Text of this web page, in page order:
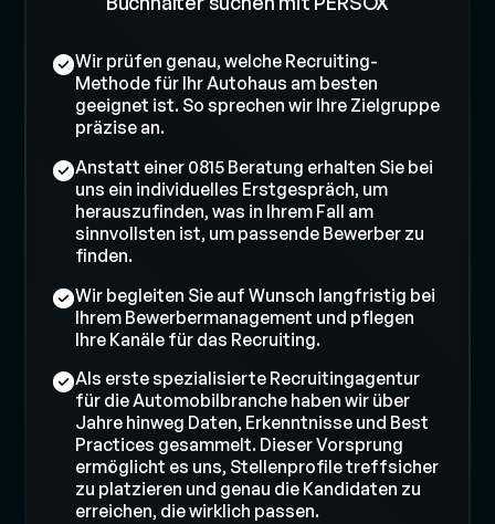
Wir prüfen genau, welche Recruiting-
Methode für Ihr Autohaus am besten
geeignet ist. So sprechen wir Ihre Zielgruppe
präzise an.
Anstatt einer 0815 Beratung erhalten Sie bei
uns ein individuelles Erstgespräch, um
herauszufinden, was in Ihrem Fall am
sinnvollsten ist, um passende Bewerber zu
finden.
Wir begleiten Sie auf Wunsch langfristig bei
Ihrem Bewerbermanagement und pflegen
Ihre Kanäle für das Recruiting.
Als erste spezialisierte Recruitingagentur
für die Automobilbranche haben wir über
Jahre hinweg Daten, Erkenntnisse und Best
Practices gesammelt. Dieser Vorsprung
ermöglicht es uns, Stellenprofile treffsicher
zu platzieren und genau die Kandidaten zu
erreichen, die wirklich passen.